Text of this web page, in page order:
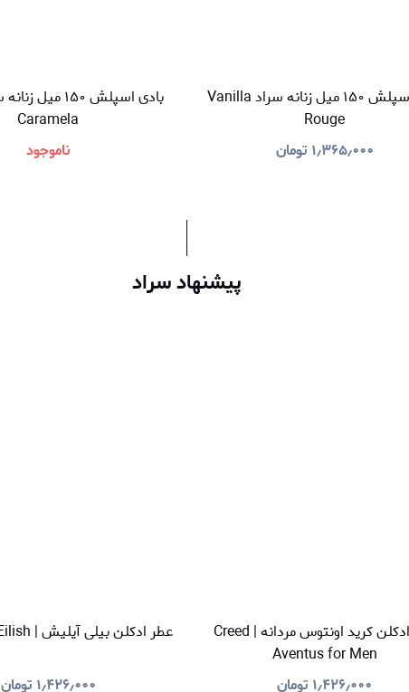
بادی اسپلش ۱۵۰ میل زنانه سراد Vanilla
Rouge
۱٫۳۶۵٫۰۰۰ تومان
Caramela
ناموجود
پیشنهاد سراد
عطر ادکلن کرید اونتوس مردانه | Creed
Aventus for Men
۱٫۴۲۶٫۰۰۰ تومان
عطر ادکلن بیلی آیلیش | Billie Eilish Eilish
۱٫۴۲۶٫۰۰۰ تومان